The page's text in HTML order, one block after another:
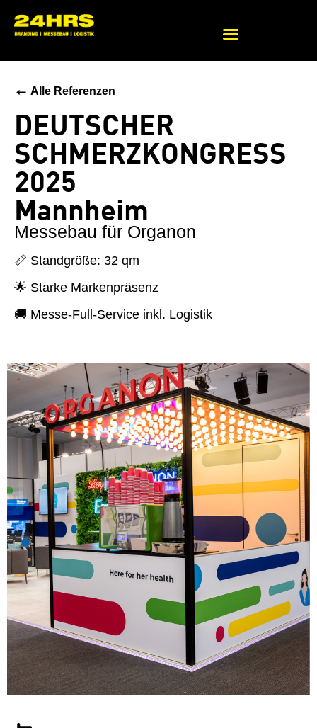
← Alle Referenzen
DEUTSCHER
SCHMERZKONGRESS
2025
Mannheim
Messebau für Organon
📏 Standgröße: 32 qm
🌟 Starke Markenpräsenz
🚚 Messe-Full-Service inkl. Logistik